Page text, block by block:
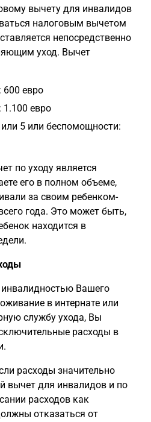
вычету для инвалидов
налоговым вычетом
непосредственно
уход. Вычет
600 евро
1.100 евро
или 5 или беспомощности:
по уходу является
его в полном объеме,
за своим ребенком-
года. Это может быть,
находится в
Вашего
в интернате или
службу ухода, Вы
расходы в
расходы значительно
вычет для инвалидов и по
расходов как
отказаться от